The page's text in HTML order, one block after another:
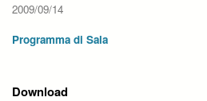
2009/09/14
Programma di Sala
Download